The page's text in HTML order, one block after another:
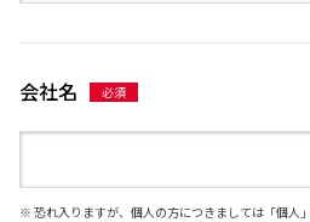
会社名
※ 恐れ入りますが、個人の方につきましては「個人